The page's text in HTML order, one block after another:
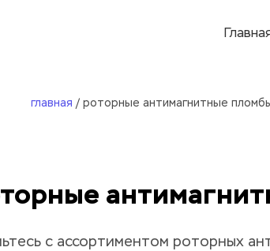
главная / роторные антимагнитные
с ассортиментом роторных